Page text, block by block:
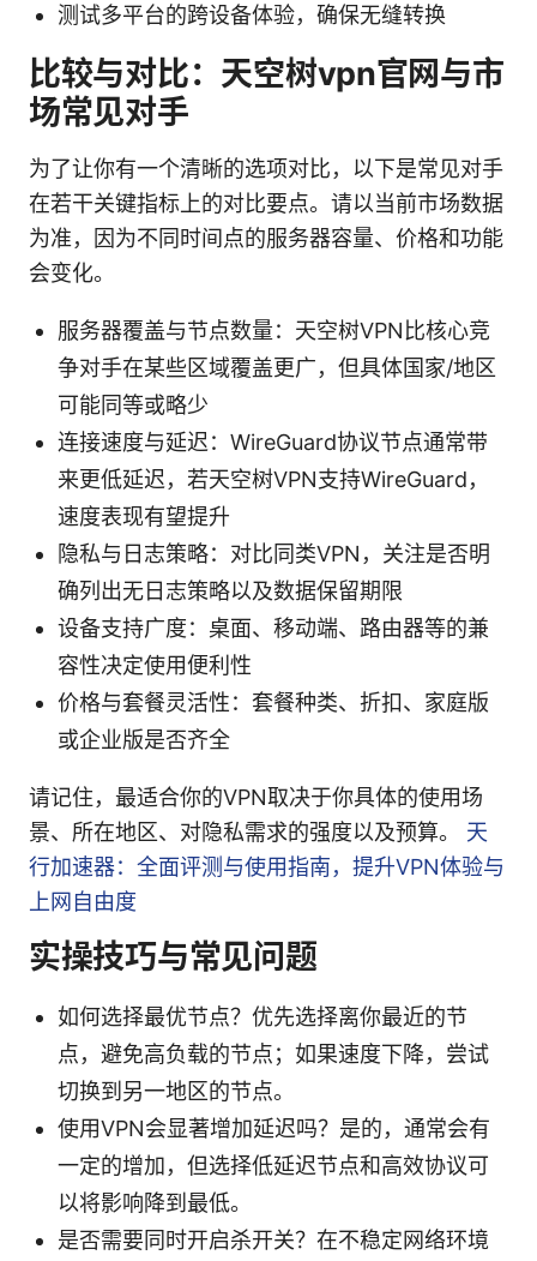
测试多平台的跨设备体验，确保无缝转换
比较与对比：天空树vpn官网与市
场常见对手
为了让你有一个清晰的选项对比，以下是常见对手
在若干关键指标上的对比要点。请以当前市场数据
为准，因为不同时间点的服务器容量、价格和功能
会变化。
服务器覆盖与节点数量：天空树VPN比核心竞
争对手在某些区域覆盖更广，但具体国家/地区
可能同等或略少
连接速度与延迟：WireGuard协议节点通常带
来更低延迟，若天空树VPN支持WireGuard，
速度表现有望提升
隐私与日志策略：对比同类VPN，关注是否明
确列出无日志策略以及数据保留期限
设备支持广度：桌面、移动端、路由器等的兼
容性决定使用便利性
价格与套餐灵活性：套餐种类、折扣、家庭版
或企业版是否齐全
请记住，最适合你的VPN取决于你具体的使用场
景、所在地区、对隐私需求的强度以及预算。 天
行加速器：全面评测与使用指南，提升VPN体验与
上网自由度
实操技巧与常见问题
如何选择最优节点？优先选择离你最近的节
点，避免高负载的节点；如果速度下降，尝试
切换到另一地区的节点。
使用VPN会显著增加延迟吗？是的，通常会有
一定的增加，但选择低延迟节点和高效协议可
以将影响降到最低。
是否需要同时开启杀开关？在不稳定网络环境